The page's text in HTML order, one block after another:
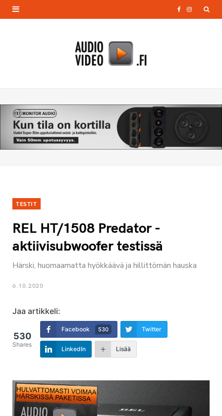
o
k
I
a
TESTIT
REL HT/1508 Predator -
aktiivisubwoofer testissä
Härski, huomaamatta hyökkäävä ja hillittömän hauska
6.10.2020
Jaa artikkeli:
530
Shares
Facebook 530 Twitter
LinkedIn Lisää